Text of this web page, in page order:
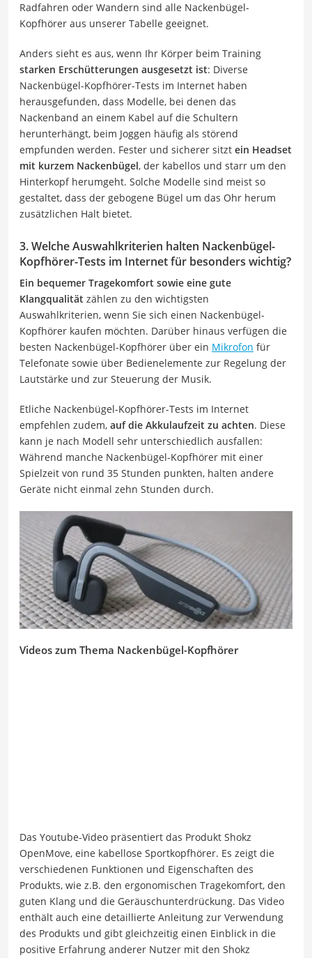
Radfahren oder Wandern sind alle Nackenbügel-
Kopfhörer aus unserer Tabelle geeignet.
Anders sieht es aus, wenn Ihr Körper beim Training
starken Erschütterungen ausgesetzt ist: Diverse
Nackenbügel-Kopfhörer-Tests im Internet haben
herausgefunden, dass Modelle, bei denen das
Nackenband an einem Kabel auf die Schultern
herunterhängt, beim Joggen häufig als störend
empfunden werden. Fester und sicherer sitzt ein Headset
mit kurzem Nackenbügel, der kabellos und starr um den
Hinterkopf herumgeht. Solche Modelle sind meist so
gestaltet, dass der gebogene Bügel um das Ohr herum
zusätzlichen Halt bietet.
3. Welche Auswahlkriterien halten Nackenbügel-
Kopfhörer-Tests im Internet für besonders wichtig?
Ein bequemer Tragekomfort sowie eine gute
Klangqualität zählen zu den wichtigsten
Auswahlkriterien, wenn Sie sich einen Nackenbügel-
Kopfhörer kaufen möchten. Darüber hinaus verfügen die
besten Nackenbügel-Kopfhörer über ein Mikrofon für
Telefonate sowie über Bedienelemente zur Regelung der
Lautstärke und zur Steuerung der Musik.
Etliche Nackenbügel-Kopfhörer-Tests im Internet
empfehlen zudem, auf die Akkulaufzeit zu achten. Diese
kann je nach Modell sehr unterschiedlich ausfallen:
Während manche Nackenbügel-Kopfhörer mit einer
Spielzeit von rund 35 Stunden punkten, halten andere
Geräte nicht einmal zehn Stunden durch.
Videos zum Thema Nackenbügel-Kopfhörer
Das Youtube-Video präsentiert das Produkt Shokz
OpenMove, eine kabellose Sportkopfhörer. Es zeigt die
verschiedenen Funktionen und Eigenschaften des
Produkts, wie z.B. den ergonomischen Tragekomfort, den
guten Klang und die Geräuschunterdrückung. Das Video
enthält auch eine detaillierte Anleitung zur Verwendung
des Produkts und gibt gleichzeitig einen Einblick in die
positive Erfahrung anderer Nutzer mit den Shokz